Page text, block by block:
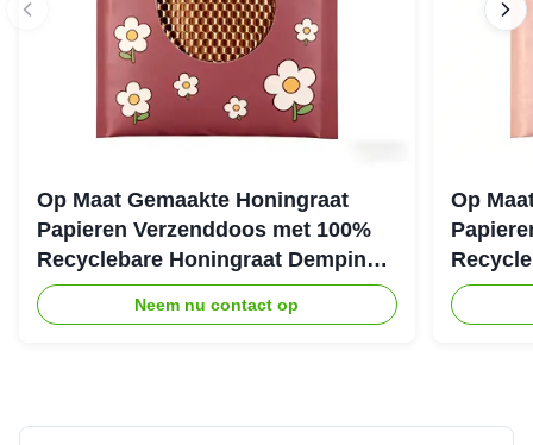
Op Maat Gemaakte Honingraat
Papieren Verzenddoos met 100%
Recyclebare Honingraat Demping
Structuur voor Eco Beschermende
Verpakking
Neem nu contact op
Op